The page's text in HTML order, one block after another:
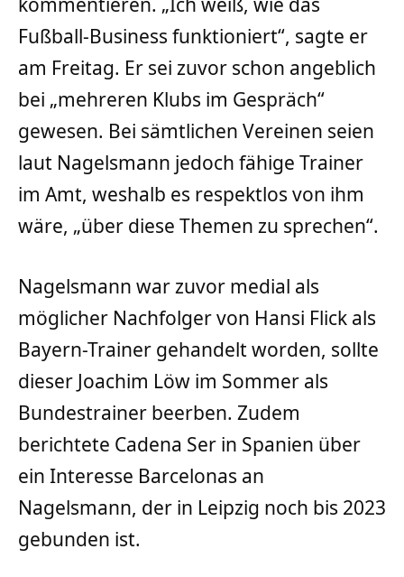
Fußball-Business funktioniert“, sagte er
am Freitag. Er sei zuvor schon angeblich
bei „mehreren Klubs im Gespräch“
gewesen. Bei sämtlichen Vereinen seien
laut Nagelsmann jedoch fähige Trainer
im Amt, weshalb es respektlos von ihm
wäre, „über diese Themen zu sprechen“.
Nagelsmann war zuvor medial als
möglicher Nachfolger von Hansi Flick als
Bayern-Trainer gehandelt worden, sollte
dieser Joachim Löw im Sommer als
Bundestrainer beerben. Zudem
berichtete Cadena Ser in Spanien über
ein Interesse Barcelonas an
Nagelsmann, der in Leipzig noch bis 2023
gebunden ist.